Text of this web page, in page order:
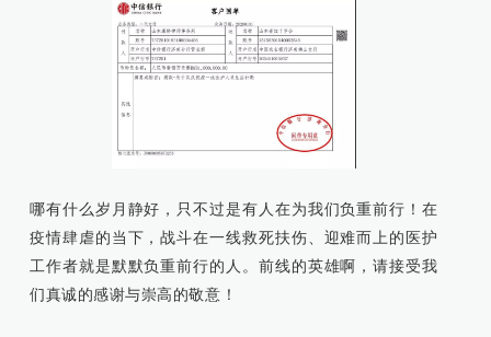
哪有什么岁月静好，只不过是有人在为我们负重前行！在
疫情肆虐的当下，战斗在一线救死扶伤、迎难而上的医护
工作者就是默默负重前行的人。 前线的英雄啊，请接受我
们真诚的感谢与崇高的敬意！